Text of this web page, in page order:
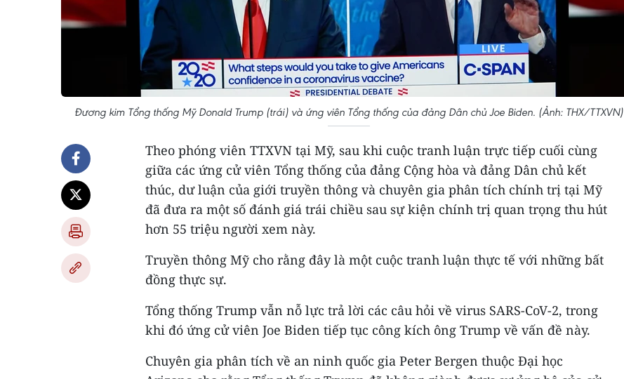
Đương kim Tổng thống Mỹ Donald Trump (trái) và ứng viên Tổng thống của đảng Dân chủ Joe Biden. (Ảnh: THX/TTXVN)
Theo phóng viên TTXVN tại Mỹ, sau khi cuộc tranh luận trực tiếp cuối cùng
giữa các ứng cử viên Tổng thống của đảng Cộng hòa và đảng Dân chủ kết
thúc, dư luận của giới truyền thông và chuyên gia phân tích chính trị tại Mỹ
đã đưa ra một số đánh giá trái chiều sau sự kiện chính trị quan trọng thu hút
hơn 55 triệu người xem này.
Truyền thông Mỹ cho rằng đây là một cuộc tranh luận thực tế với những bất
đồng thực sự.
Tổng thống Trump vẫn nỗ lực trả lời các câu hỏi về virus SARS-CoV-2, trong
khi đó ứng cử viên Joe Biden tiếp tục công kích ông Trump về vấn đề này.
Chuyên gia phân tích về an ninh quốc gia Peter Bergen thuộc Đại học